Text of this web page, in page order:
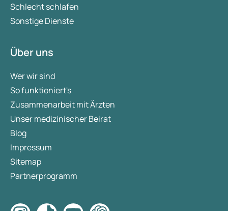
Schlecht schlafen
Sonstige Dienste
Über uns
Wer wir sind
So funktioniert's
Zusammenarbeit mit Ärzten
Unser medizinischer Beirat
Blog
Impressum
Sitemap
Partnerprogramm